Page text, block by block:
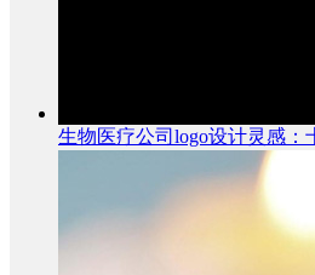
生物医疗公司logo设计灵感：